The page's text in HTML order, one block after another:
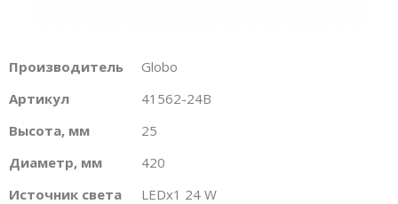
Производитель
Globo
Артикул
41562-24B
Высота, мм
25
Диаметр, мм
420
Источник света
LEDх1 24 W